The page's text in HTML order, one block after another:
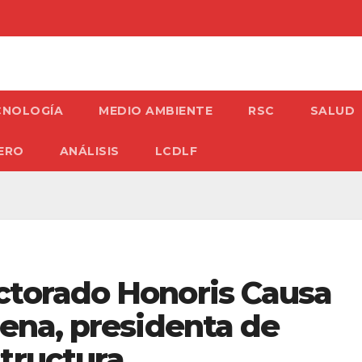
MEDIO AMBIENTE RSC SALUD
ANÁLISIS LCDLF
Honoris Causa
presidenta de